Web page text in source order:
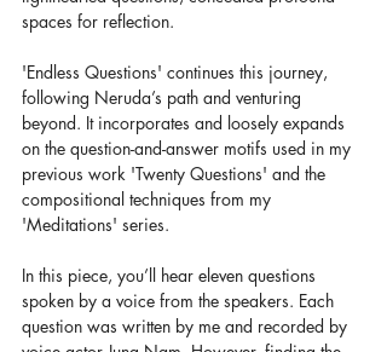
spaces for reflection.
'Endless Questions' continues this journey,
following Neruda’s path and venturing
beyond. It incorporates and loosely expands
on the question-and-answer motifs used in my
previous work 'Twenty Questions' and the
compositional techniques from my
'Meditations' series.
In this piece, you’ll hear eleven questions
spoken by a voice from the speakers. Each
question was written by me and recorded by